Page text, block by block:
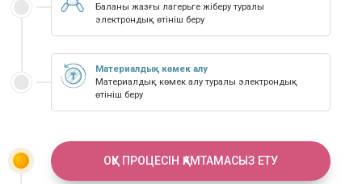
Баланы жазғы лагерьге жіберу туралы
электрондық өтініш беру
Материалдық көмек алу
Материалдық көмек алу туралы электрондық
өтініш беру
ОҚУ ПРОЦЕСІН ҚАМТАМАСЫЗ ЕТУ